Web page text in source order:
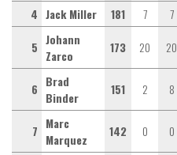
4 Jack Miller 181 7 7
5 Johann
Zarco
173 20 20
6 Brad
Binder
151 2 8
7 Marc
Marquez
142 0 0